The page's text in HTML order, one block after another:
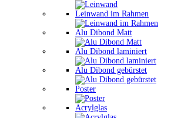
Leinwand im Rahmen
Alu Dibond Matt
Alu Dibond laminiert
Alu Dibond gebürstet
Poster
Acrylglas